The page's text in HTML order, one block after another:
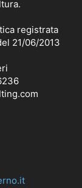
registrata
21/06/2013